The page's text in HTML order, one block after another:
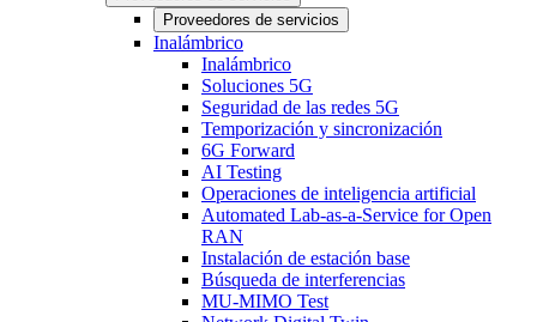
Proveedores de servicios
Inalámbrico
Inalámbrico
Soluciones 5G
Seguridad de las redes 5G
Temporización y sincronización
6G Forward
AI Testing
Operaciones de inteligencia artificial
Automated Lab-as-a-Service for Open
RAN
Instalación de estación base
Búsqueda de interferencias
MU-MIMO Test